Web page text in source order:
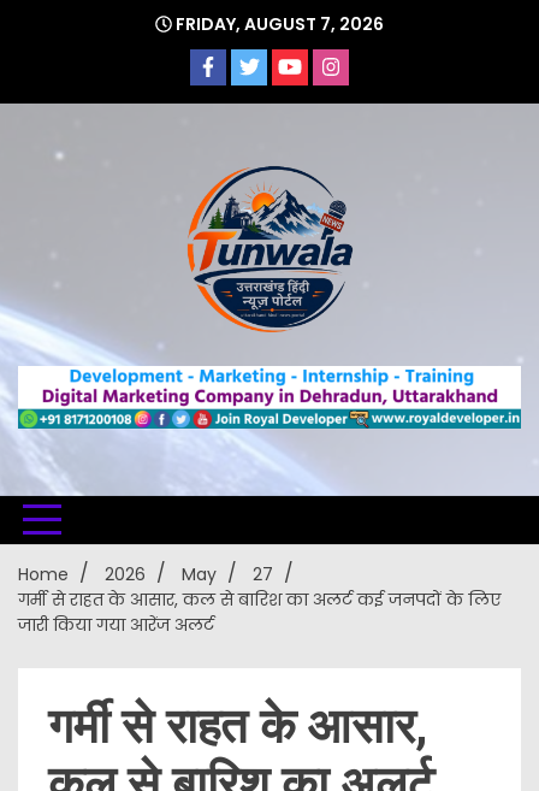
FRIDAY, AUGUST 7, 2026
Uttarakhand Hindi News Portal
Home 2026 May
27
गर्मी से राहत के आसार, कल से बारिश का अलर्ट कई जनपदों के लिए
जारी किया गया आरेंज अलर्ट
गर्मी से राहत के आसार,